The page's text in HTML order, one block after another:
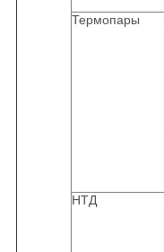
Термопары
НТД